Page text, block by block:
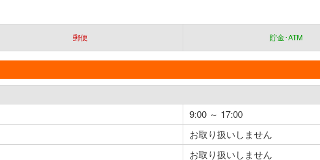
郵便 貯金･ATM
9:00 ～ 17:00
お取り扱いしません
お取り扱いしません